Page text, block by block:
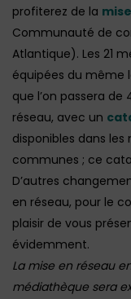
profiterez de la
Communauté de
Atlantique). Les 21
équipées du même
que l’on passera
réseau, avec un
disponibles dans
communes ; ce
D’autres
en réseau, pour le
plaisir de vous
évidemment.
La mise en réseau
médiathèque sera